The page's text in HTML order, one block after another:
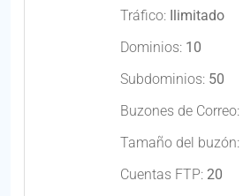
Tráfico: Ilimitado
Dominios: 10
Subdominios: 50
Buzones de Correo:
Tamaño del buzón:
Cuentas FTP: 20